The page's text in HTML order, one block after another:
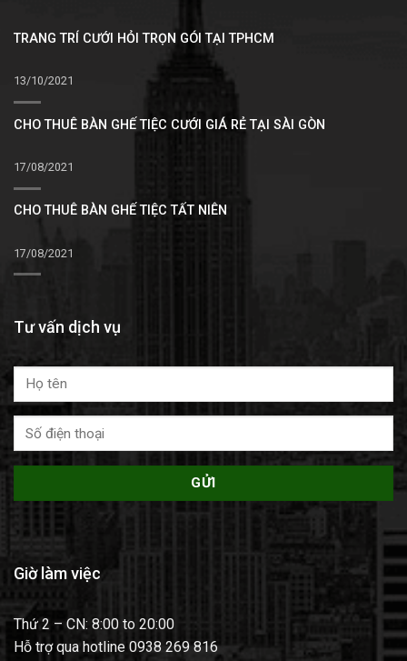
TRANG TRÍ CƯỚI HỎI TRỌN GÓI TẠI TPHCM
13/10/2021
CHO THUÊ BÀN GHẾ TIỆC CƯỚI GIÁ RẺ TẠI SÀI GÒN
17/08/2021
CHO THUÊ BÀN GHẾ TIỆC TẤT NIÊN
17/08/2021
Tư vấn dịch vụ
Giờ làm việc
Thứ 2 – CN: 8:00 to 20:00
Hỗ trợ qua hotline 0938 269 816